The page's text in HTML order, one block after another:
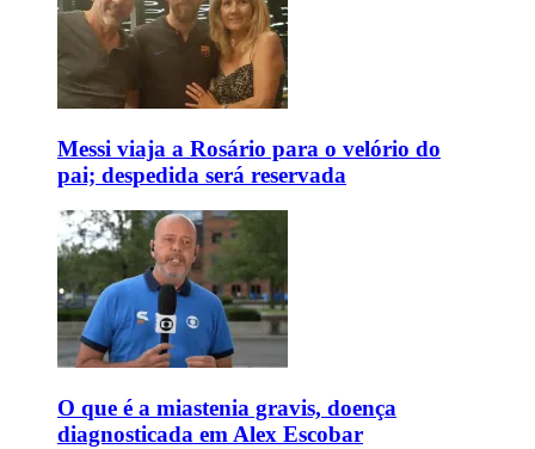
Messi viaja a Rosário para o velório do
pai; despedida será reservada
O que é a miastenia gravis, doença
diagnosticada em Alex Escobar